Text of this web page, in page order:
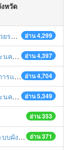
หวัด
อ่าน 4,299
รีอยุธยา
อ่าน 4,397
มนาคมจังหวัดฯ
อ่าน 4,704
ศรีอยุธยา
อ่าน 5,349
ในจังหวัดฯ
อ่าน 353
อ่าน 371
23 ก.ย. 56)